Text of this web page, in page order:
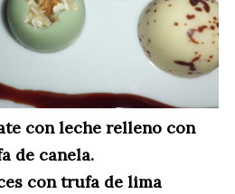
con leche relleno con
de canela.
con trufa de lima